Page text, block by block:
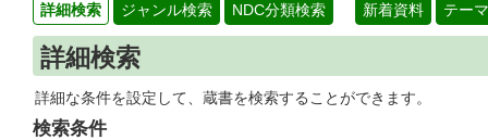
詳細検索 ジャンル検索 NDC分類検索 新着資料 テー
詳細検索
詳細な条件を設定して、蔵書を検索することができます。
検索条件